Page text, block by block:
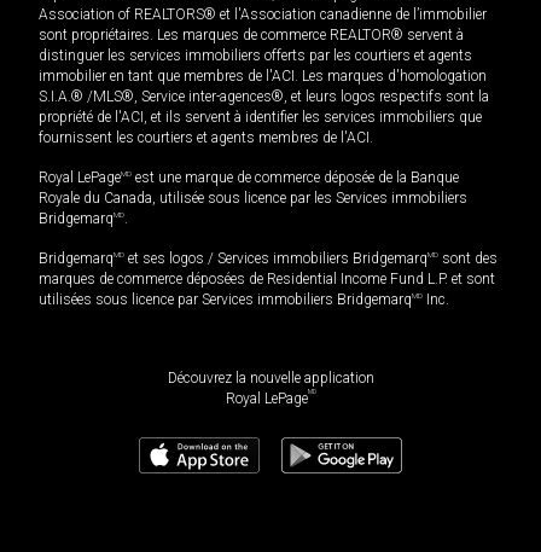
Association of REALTORS® et l'Association canadienne de l’immobilier
sont propriétaires. Les marques de commerce REALTOR® servent à
distinguer les services immobiliers offerts par les courtiers et agents
immobilier en tant que membres de l'ACI. Les marques d'homologation
S.I.A.® /MLS®, Service inter-agences®, et leurs logos respectifs sont la
propriété de l'ACI, et ils servent à identifier les services immobiliers que
fournissent les courtiers et agents membres de l'ACI.
Royal LePageMD est une marque de commerce déposée de la Banque
Royale du Canada, utilisée sous licence par les Services immobiliers
BridgemarqMD.
BridgemarqMD et ses logos / Services immobiliers BridgemarqMD sont des
marques de commerce déposées de Residential Income Fund L.P. et sont
utilisées sous licence par Services immobiliers BridgemarqMD Inc.
Découvrez la nouvelle application
Royal LePageMD